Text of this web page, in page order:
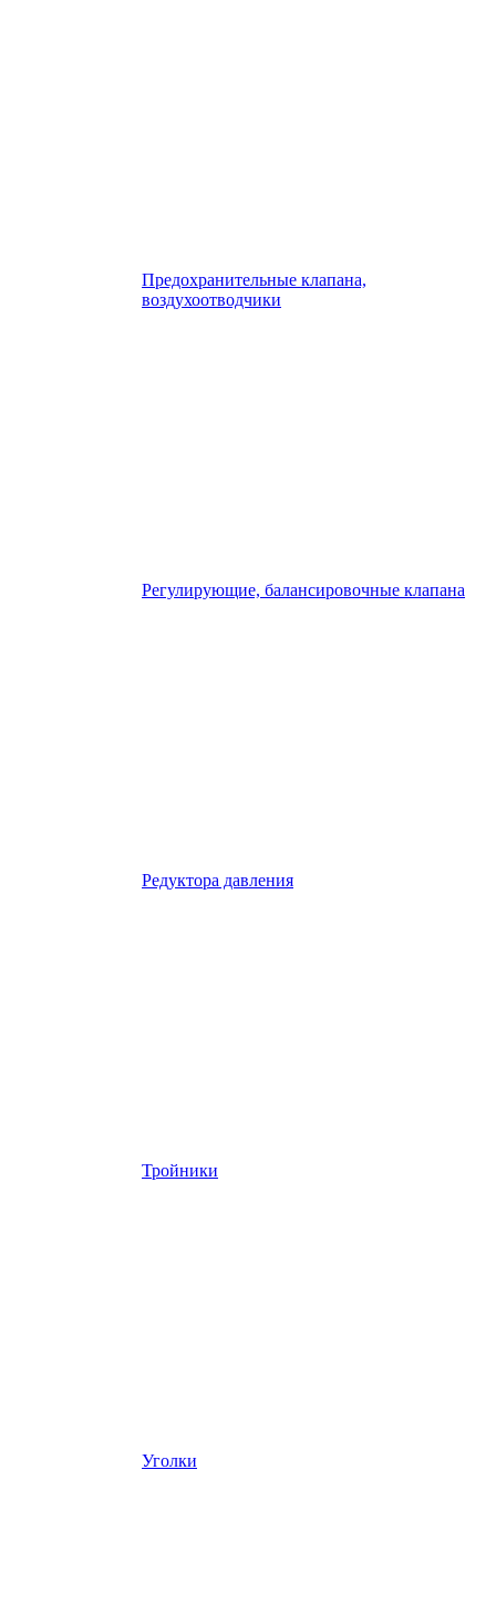
Предохранительные клапана,
воздухоотводчики
Регулирующие, балансировочные клапана
Редуктора давления
Тройники
Уголки